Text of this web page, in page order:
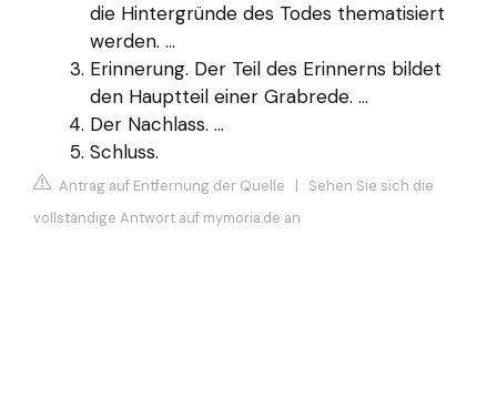
die Hintergründe des Todes thematisiert
werden. ...
Erinnerung. Der Teil des Erinnerns bildet
den Hauptteil einer Grabrede. ...
Der Nachlass. ...
Schluss.
Antrag auf Entfernung der Quelle | Sehen Sie sich die
vollständige Antwort auf mymoria.de an